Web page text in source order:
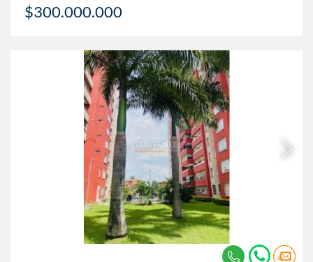
$300.000.000